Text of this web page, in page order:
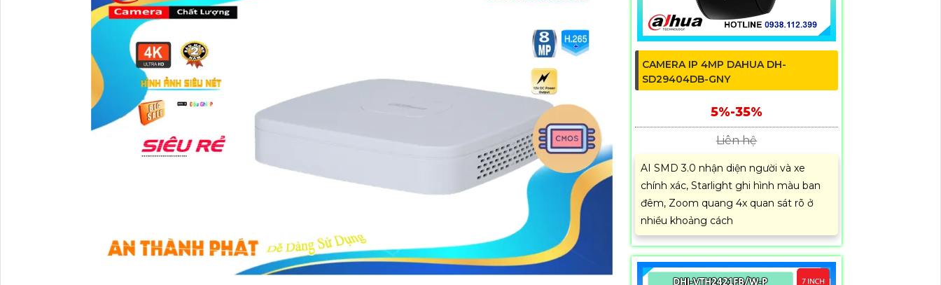
CAMERA IP 4MP DAHUA DH-
SD29404DB-GNY
5%-35%
Liên hệ
AI SMD 3.0 nhận diện người và xe
chính xác, Starlight ghi hình màu ban
đêm, Zoom quang 4x quan sát rõ ở
nhiều khoảng cách